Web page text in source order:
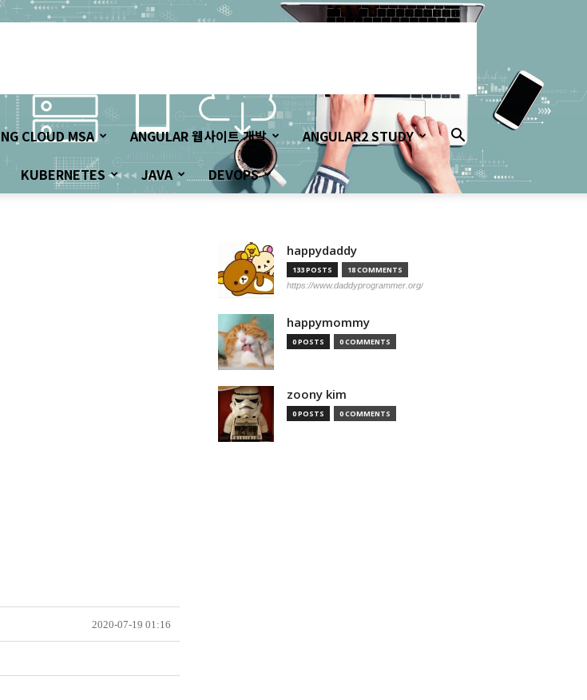
CLOUD MSA ANGULAR 웹사이트 개발
ANGULAR2 STUDY
KUBERNETES JAVA DEVOPS
2020-07-19 01:16
happydaddy
133 POSTS 18 COMMENTS
https://www.daddyprogrammer.org/
happymommy
0 POSTS 0 COMMENTS
zoony kim
0 POSTS 0 COMMENTS